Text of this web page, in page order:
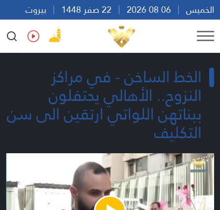
الخميس
بيروت
07:25
Ar En Fr Es
الخط الساخن - في مراكز
النزوح.. الأهالي يحتفلون
ببناتهن اللواتي ارتقين الى سن
التكليف